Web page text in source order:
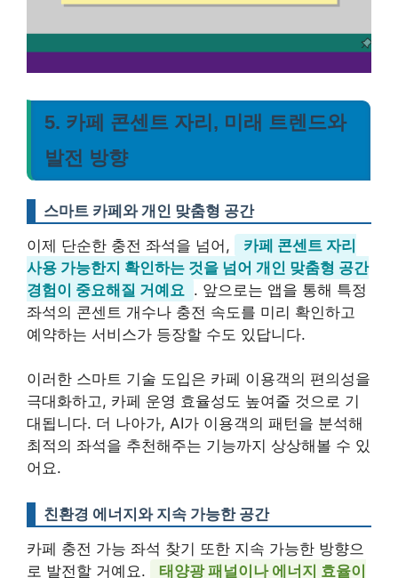
5. 카페 콘센트 자리, 미래 트렌드와
발전 방향
스마트 카페와 개인 맞춤형 공간
이제 단순한 충전 좌석을 넘어,
카페 콘센트 자리
사용 가능한지 확인하는 것을 넘어 개인 맞춤형 공간
경험이 중요해질 거예요
. 앞으로는 앱을 통해 특정
좌석의 콘센트 개수나 충전 속도를 미리 확인하고
예약하는 서비스가 등장할 수도 있답니다.
이러한 스마트 기술 도입은 카페 이용객의 편의성을
극대화하고, 카페 운영 효율성도 높여줄 것으로 기
대됩니다. 더 나아가, AI가 이용객의 패턴을 분석해
최적의 좌석을 추천해주는 기능까지 상상해볼 수 있
어요.
친환경 에너지와 지속 가능한 공간
카페 충전 가능 좌석 찾기 또한 지속 가능한 방향으
로 발전할 거예요.
태양광 패널이나 에너지 효율이